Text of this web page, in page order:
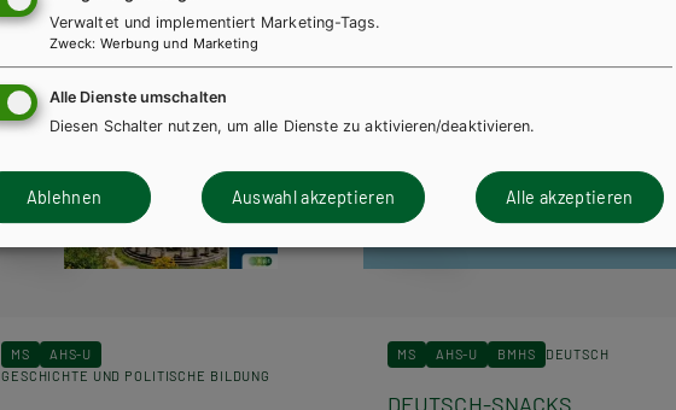
MS
AHS-U
GESCHICHTE UND POLITISCHE BILDUNG
MS AHS-U BMHS DEUTSCH
DEUTSCH-SNACKS
Verwaltet und implementiert Marketing-Tags.
Zweck: Werbung und Marketing
Alle Dienste umschalten
Diesen Schalter nutzen, um alle Dienste zu aktivieren/deaktivieren.
Ablehnen Auswahl akzeptieren Alle akzeptieren